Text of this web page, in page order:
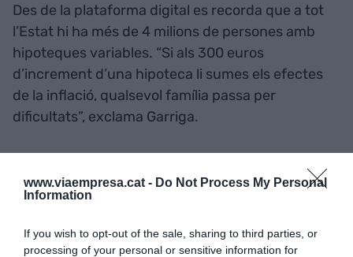
www.viaempresa.cat - Do Not Process My Personal
Information
If you wish to opt-out of the sale, sharing to third parties, or
processing of your personal or sensitive information for
Des de la plataforma digital es recorda que a tot
l’Estat hi ha més de 4 milions de persones amb
hipoteques variables. “Si als 300 euros
d’increment d’una hipoteca li sumes els efectes
de la inflació, qualsevol família passa per
dificultats”, exclama Garriga.
Garriga (Trioteca): "Tenim la
llibertat per canviar de banc i
d'hipoteca quan vulguem"